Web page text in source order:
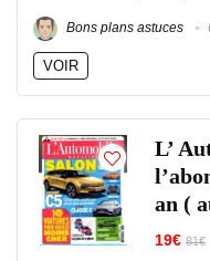
Bons plans astuces
VOIR
L’
an (
19€ 81€